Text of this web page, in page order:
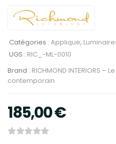
Catégories : Applique,
UGS : RIC_-ML-0010
Brand : RICHMOND INTERIORS –
contemporain
185,00€